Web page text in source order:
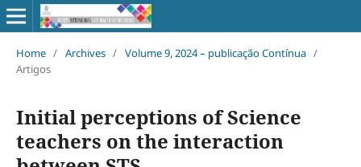
Home / Archives / Volume 9, 2024 – publicação Contínua /
Artigos
Initial perceptions of Science
teachers on the interaction